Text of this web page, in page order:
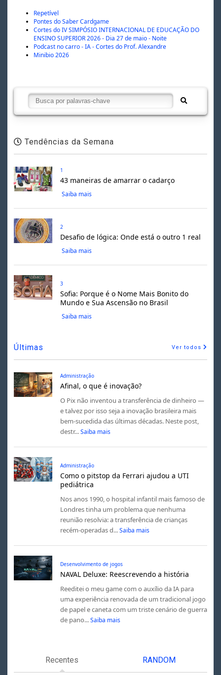
Repetível
Pontes do Saber Cardgame
Cortes do IV SIMPÓSIO INTERNACIONAL DE EDUCAÇÃO DO
ENSINO SUPERIOR 2026 - Dia 27 de maio - Noite
Podcast no carro - IA - Cortes do Prof. Alexandre
Minibio 2026
Tendências da Semana
1
43 maneiras de amarrar o cadarço
Saiba mais
2
Desafio de lógica: Onde está o outro 1 real
Saiba mais
3
Sofia: Porque é o Nome Mais Bonito do
Mundo e Sua Ascensão no Brasil
Saiba mais
Últimas Ver todos
Administração
Afinal, o que é inovação?
O Pix não inventou a transferência de dinheiro —
e talvez por isso seja a inovação brasileira mais
bem-sucedida das últimas décadas. Neste post,
destr... Saiba mais
Administração
Como o pitstop da Ferrari ajudou a UTI
pediátrica
Nos anos 1990, o hospital infantil mais famoso de
Londres tinha um problema que nenhuma
reunião resolvia: a transferência de crianças
recém-operadas d... Saiba mais
Desenvolvimento de jogos
NAVAL Deluxe: Reescrevendo a história
Reeditei o meu game com o auxílio da IA para
uma experiência renovada de um tradicional jogo
de papel e caneta com um triste cenário de guerra
de pano... Saiba mais
Recentes RANDOM